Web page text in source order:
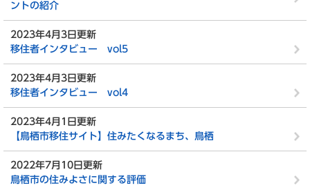
ントの紹介
2023年4月3日更新
移住者インタビュー vol5
2023年4月3日更新
移住者インタビュー vol4
2023年4月1日更新
【鳥栖市移住サイト】住みたくなるまち、鳥栖
2022年7月10日更新
鳥栖市の住みよさに関する評価